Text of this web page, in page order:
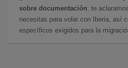
sobre documentación: te
necesitas para volar con Iberia, así
específicos exigidos para la